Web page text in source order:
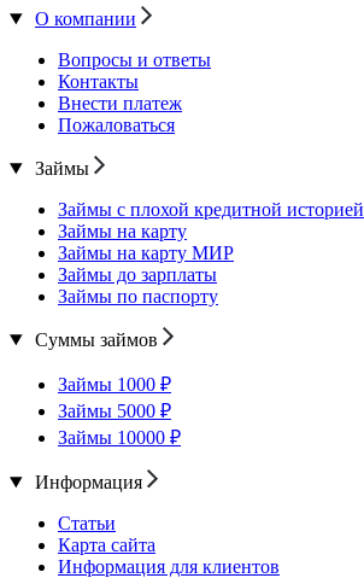
О компании
Вопросы и ответы
Контакты
Внести платеж
Пожаловаться
Займы
Займы с плохой кредитной историей
Займы на карту
Займы на карту МИР
Займы до зарплаты
Займы по паспорту
Суммы займов
Займы 1000 ₽
Займы 5000 ₽
Займы 10000 ₽
Информация
Статьи
Карта сайта
Информация для клиентов